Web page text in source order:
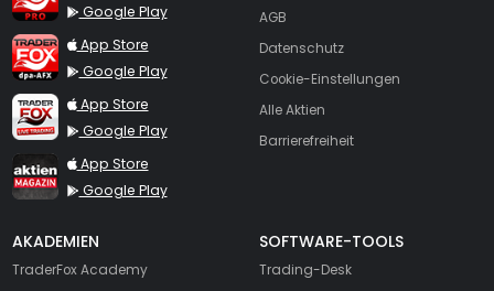
Google Play
TraderFox dpa-AFX ProFeed
App Store
Google Play
TraderFox Live Trading
App Store
Google Play
TraderFox aktien Magazin
App Store
Google Play
AGB
Datenschutz
Cookie-Einstellungen
Alle Aktien
Barrierefreiheit
AKADEMIEN
TraderFox Academy
SOFTWARE-TOOLS
Trading-Desk